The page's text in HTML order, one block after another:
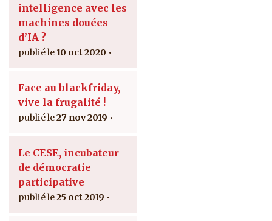
intelligence avec les
machines douées
d’IA ?
10 oct 2020
Face au blackfriday,
vive la frugalité !
27 nov 2019
Le CESE, incubateur
de démocratie
participative
25 oct 2019